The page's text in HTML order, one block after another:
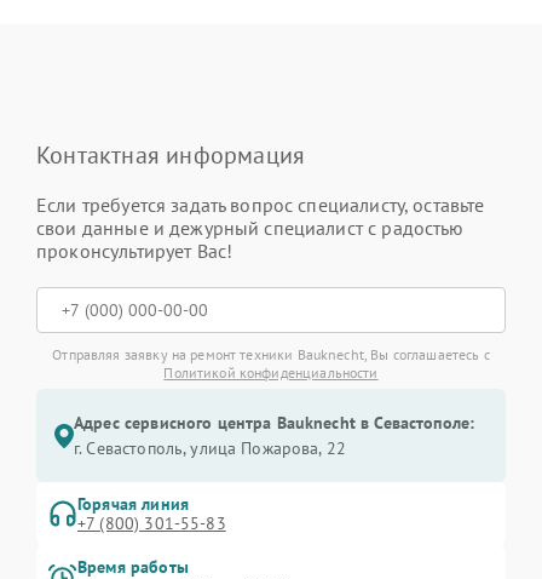
Контактная информация
Если требуется задать вопрос специалисту, оставьте
свои данные и дежурный специалист с радостью
проконсультирует Вас!
Отправляя заявку на ремонт техники Bauknecht, Вы соглашаетесь с
Политикой конфиденциальности
Адрес сервисного центра Bauknecht в Севастополе:
г. Севастополь, улица Пожарова, 22
Горячая линия
+7 (800) 301-55-83
Время работы